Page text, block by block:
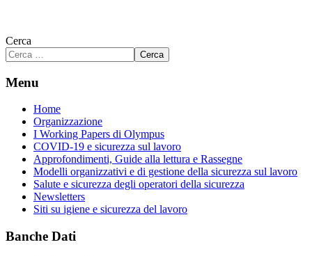
Cerca
Cerca
Menu
Home
Organizzazione
I Working Papers di Olympus
COVID-19 e sicurezza sul lavoro
Approfondimenti, Guide alla lettura e Rassegne
Modelli organizzativi e di gestione della sicurezza sul lavoro
Salute e sicurezza degli operatori della sicurezza
Newsletters
Siti su igiene e sicurezza del lavoro
Banche Dati